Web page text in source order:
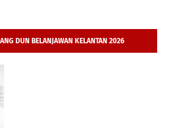
DUN BELANJAWAN KELANTAN 2026